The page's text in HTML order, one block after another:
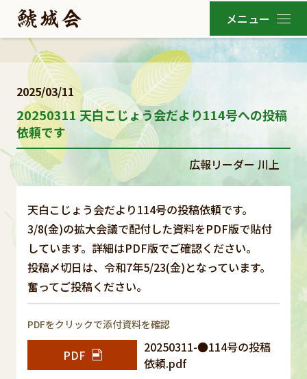
2025/03/11
20250311 天白こじょう会だより114号への投稿
依頼です
広報リーダー 川上
天白こじょう会だより114号の投稿依頼です。
3/8(金)の拡大会議で配付した資料をPDF版で貼付
しています。詳細はPDF版でご確認ください。
投稿〆切日は、令和7年5/23(金)となっています。
奮ってご投稿ください。
PDFをクリックで添付資料を確認
PDF
20250311-●114号の投稿
依頼.pdf